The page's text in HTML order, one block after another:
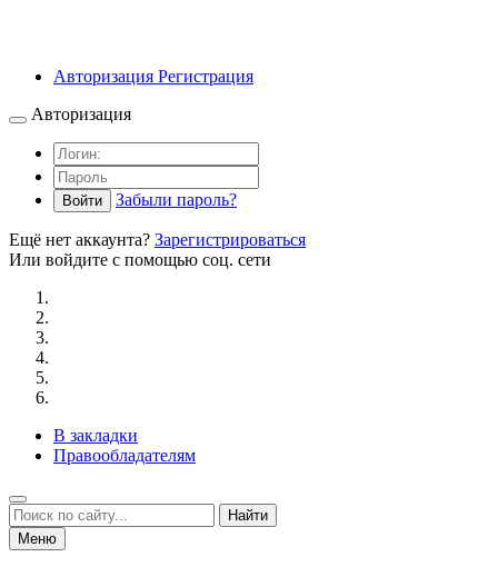
Авторизация Регистрация
Авторизация
Войти Забыли пароль?
Ещё нет аккаунта? Зарегистрироваться
Или войдите с помощью соц. сети
В закладки
Правообладателям
Найти
Меню